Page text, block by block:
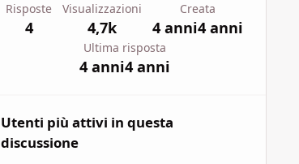
Risposte
4
Visualizzazioni
4,7k
Creata
4 anni4 anni
Ultima risposta
4 anni4 anni
Utenti più attivi in questa
discussione